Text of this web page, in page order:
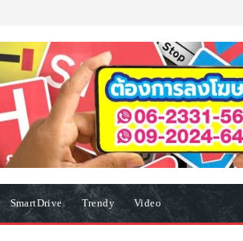
SmartDrive Trendy Video